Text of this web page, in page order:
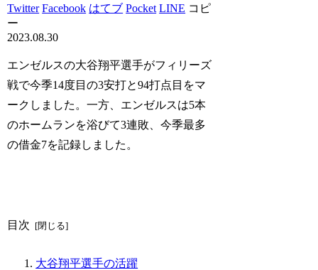
Twitter Facebook はてブ Pocket LINE コピ
ー
2023.08.30
エンゼルスの大谷翔平選手がフィリーズ
戦で今季14度目の3安打と94打点目をマ
ークしました。一方、エンゼルスは5本
のホームランを浴びて3連敗、今季最多
の借金7を記録しました。
目次
大谷翔平選手の活躍